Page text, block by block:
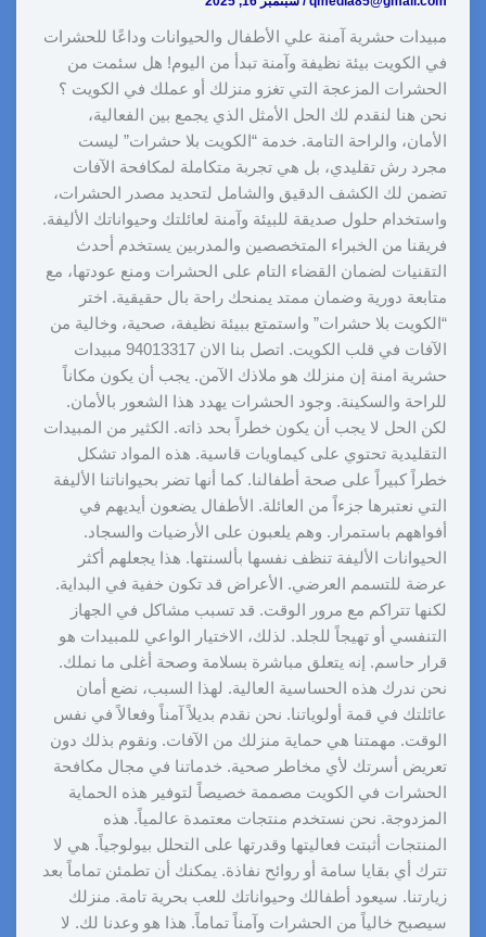
مبيدات حشرية آمنة علي الأطفال والحيوانات وداعًا للحشرات
في الكويت بيئة نظيفة وآمنة تبدأ من اليوم! هل سئمت من
الحشرات المزعجة التي تغزو منزلك أو عملك في الكويت ؟
نحن هنا لنقدم لك الحل الأمثل الذي يجمع بين الفعالية،
الأمان، والراحة التامة. خدمة “الكويت بلا حشرات” ليست
مجرد رش تقليدي، بل هي تجربة متكاملة لمكافحة الآفات
تضمن لك الكشف الدقيق والشامل لتحديد مصدر الحشرات،
واستخدام حلول صديقة للبيئة وآمنة لعائلتك وحيواناتك الأليفة.
فريقنا من الخبراء المتخصصين والمدربين يستخدم أحدث
التقنيات لضمان القضاء التام على الحشرات ومنع عودتها، مع
متابعة دورية وضمان ممتد يمنحك راحة بال حقيقية. اختر
“الكويت بلا حشرات” واستمتع ببيئة نظيفة، صحية، وخالية من
الآفات في قلب الكويت. اتصل بنا الان 94013317 مبيدات
حشرية امنة إن منزلك هو ملاذك الآمن. يجب أن يكون مكاناً
للراحة والسكينة. وجود الحشرات يهدد هذا الشعور بالأمان.
لكن الحل لا يجب أن يكون خطراً بحد ذاته. الكثير من المبيدات
التقليدية تحتوي على كيماويات قاسية. هذه المواد تشكل
خطراً كبيراً على صحة أطفالنا. كما أنها تضر بحيواناتنا الأليفة
التي نعتبرها جزءاً من العائلة. الأطفال يضعون أيديهم في
أفواههم باستمرار. وهم يلعبون على الأرضيات والسجاد.
الحيوانات الأليفة تنظف نفسها بألسنتها. هذا يجعلهم أكثر
عرضة للتسمم العرضي. الأعراض قد تكون خفية في البداية.
لكنها تتراكم مع مرور الوقت. قد تسبب مشاكل في الجهاز
التنفسي أو تهيجاً للجلد. لذلك، الاختيار الواعي للمبيدات هو
قرار حاسم. إنه يتعلق مباشرة بسلامة وصحة أغلى ما نملك.
نحن ندرك هذه الحساسية العالية. لهذا السبب، نضع أمان
عائلتك في قمة أولوياتنا. نحن نقدم بديلاً آمناً وفعالاً في نفس
الوقت. مهمتنا هي حماية منزلك من الآفات. ونقوم بذلك دون
تعريض أسرتك لأي مخاطر صحية. خدماتنا في مجال مكافحة
الحشرات في الكويت مصممة خصيصاً لتوفير هذه الحماية
المزدوجة. نحن نستخدم منتجات معتمدة عالمياً. هذه
المنتجات أثبتت فعاليتها وقدرتها على التحلل بيولوجياً. هي لا
تترك أي بقايا سامة أو روائح نفاذة. يمكنك أن تطمئن تماماً بعد
زيارتنا. سيعود أطفالك وحيواناتك للعب بحرية تامة. منزلك
سيصبح خالياً من الحشرات وآمناً تماماً. هذا هو وعدنا لك. لا